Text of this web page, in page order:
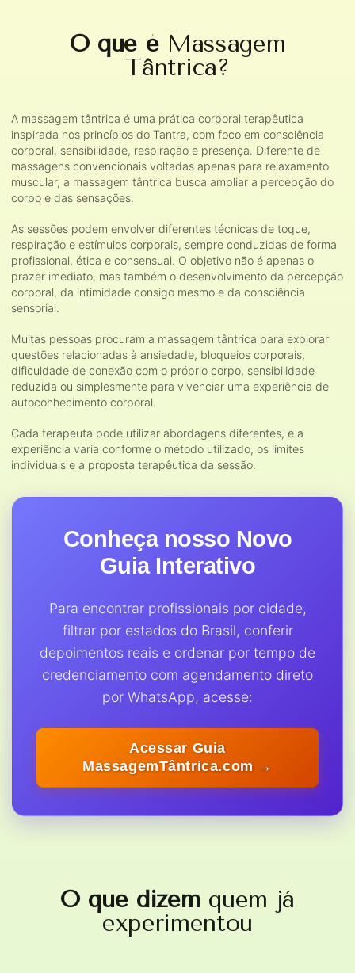
O que éMassagem
Tântrica?
A massagem tântrica é uma prática corporal terapêutica
inspirada nos princípios do Tantra, com foco em consciência
corporal, sensibilidade, respiração e presença. Diferente de
massagens convencionais voltadas apenas para relaxamento
muscular, a massagem tântrica busca ampliar a percepção do
corpo e das sensações.
As sessões podem envolver diferentes técnicas de toque,
respiração e estímulos corporais, sempre conduzidas de forma
profissional, ética e consensual. O objetivo não é apenas o
prazer imediato, mas também o desenvolvimento da percepção
corporal, da intimidade consigo mesmo e da consciência
sensorial.
Muitas pessoas procuram a massagem tântrica para explorar
questões relacionadas à ansiedade, bloqueios corporais,
dificuldade de conexão com o próprio corpo, sensibilidade
reduzida ou simplesmente para vivenciar uma experiência de
autoconhecimento corporal.
Cada terapeuta pode utilizar abordagens diferentes, e a
experiência varia conforme o método utilizado, os limites
individuais e a proposta terapêutica da sessão.
Conheça nosso Novo
Guia Interativo
Para encontrar profissionais por cidade,
filtrar por estados do Brasil, conferir
depoimentos reais e ordenar por tempo de
credenciamento com agendamento direto
por WhatsApp, acesse:
Acessar Guia
MassagemTântrica.com →
O que dizem quem já
experimentou